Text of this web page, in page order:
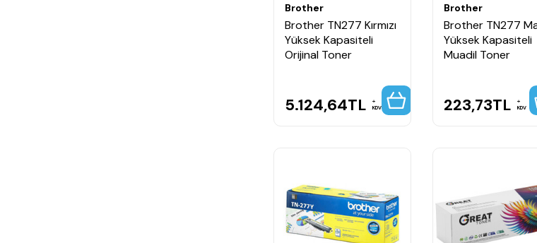
Brother
Brother TN277 Kırmızı
Yüksek Kapasiteli
Orijinal Toner
5.124,64TL KDV
Brother
Brother TN277
Yüksek Kapasiteli
Muadil Toner
223,73TL KDV